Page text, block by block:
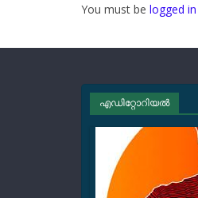
You must be logged in
എഡിറ്റോറിയല്‍